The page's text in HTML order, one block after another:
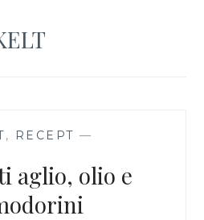
, RECEPT —
aglio, olio e